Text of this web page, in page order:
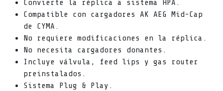
Convierte la réplica a sistema HPA.
Compatible con cargadores AK AEG Mid-Cap
de CYMA.
No requiere modificaciones en la réplica.
No necesita cargadores donantes.
Incluye válvula, feed lips y gas router
preinstalados.
Sistema Plug & Play.